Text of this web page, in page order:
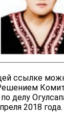
ссылке
делу
2018 года.